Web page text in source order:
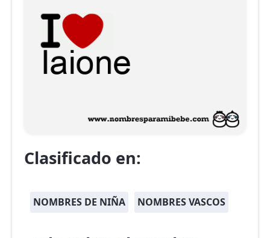
Clasificado en:
NOMBRES DE NIÑA NOMBRES VASCOS